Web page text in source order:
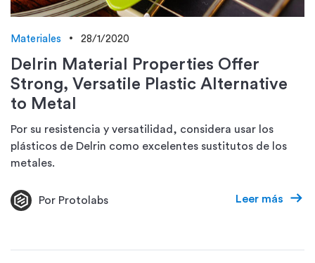
Materiales 28/1/2020
Delrin Material Properties Offer
Strong, Versatile Plastic Alternative
to Metal
Por su resistencia y versatilidad, considera usar los
plásticos de Delrin como excelentes sustitutos de los
metales.
Por Protolabs Leer más